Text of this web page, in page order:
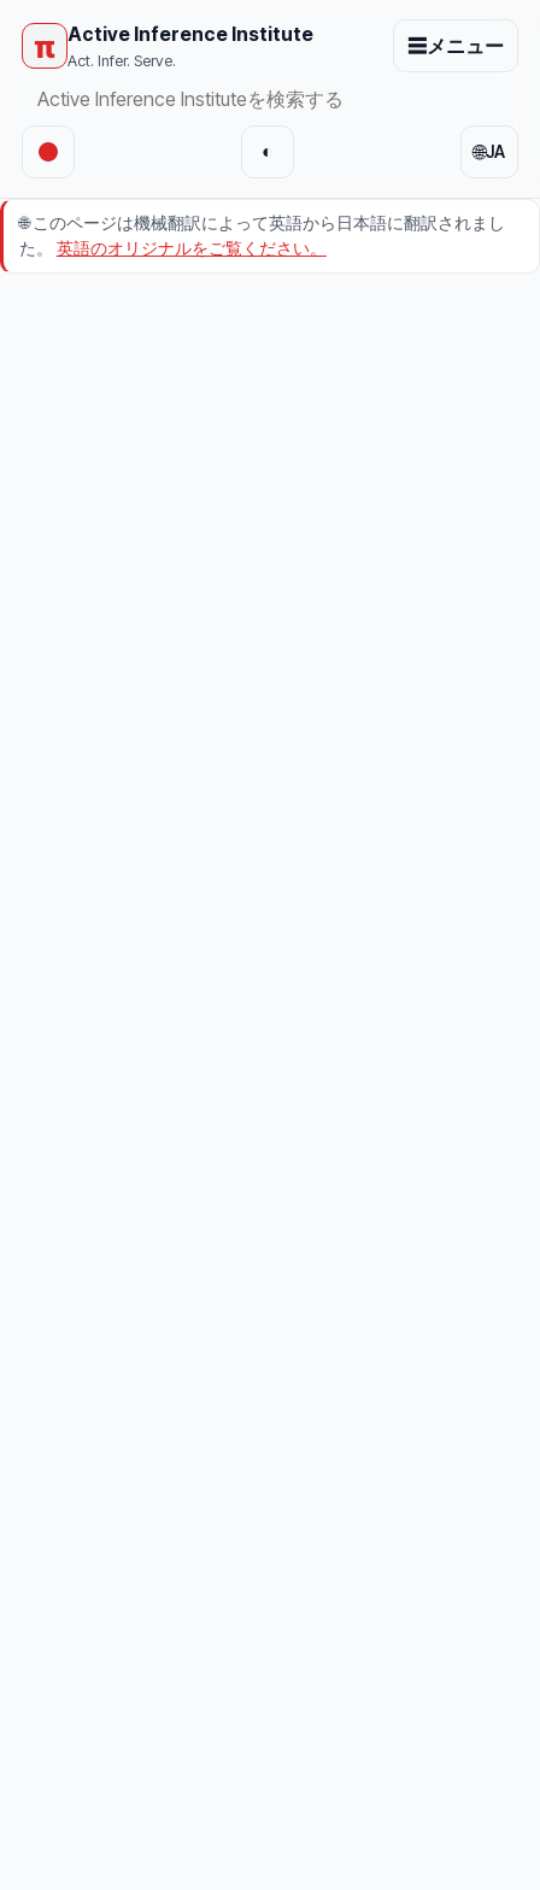
π Active Inference Institute
Act. Infer. Serve.
☰メニュー
🌐JA
◐
🌐このページは機械翻訳によって英語から日本語に翻訳されまし
た。 英語のオリジナルをご覧ください。